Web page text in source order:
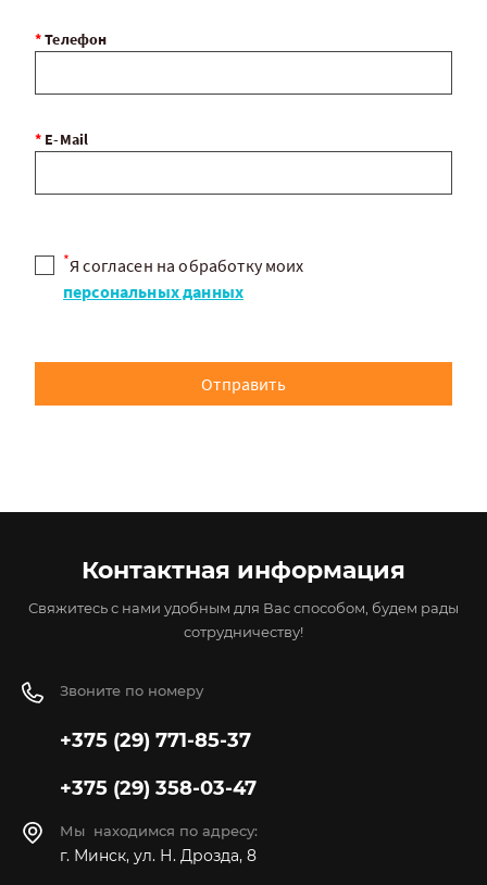
*Телефон
* E-Mail
Отправить
*Я согласен на обработку моих
персональных данных
Контактная информация
Свяжитесь с нами удобным для Вас способом, будем рады
сотрудничеству!
Звоните по номеру
+375 (29) 771-85-37
+375 (29) 358-03-47
Мы находимся по адресу:
г. Минск, ул. Н. Дрозда, 8